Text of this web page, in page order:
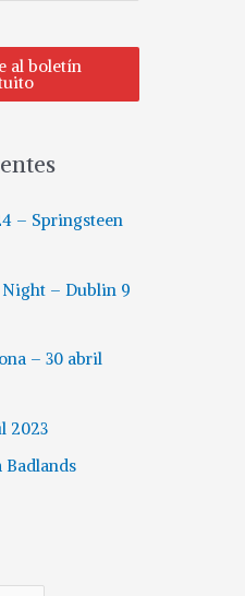
al boletín
– Springsteen
– Dublin 9
– 30 abril
2023
Badlands